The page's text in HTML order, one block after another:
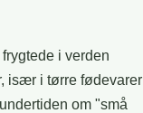
i verden
især i tørre fødevarer
om "små